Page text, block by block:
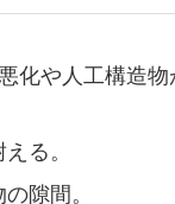
化や人工構造
る。
隙間。